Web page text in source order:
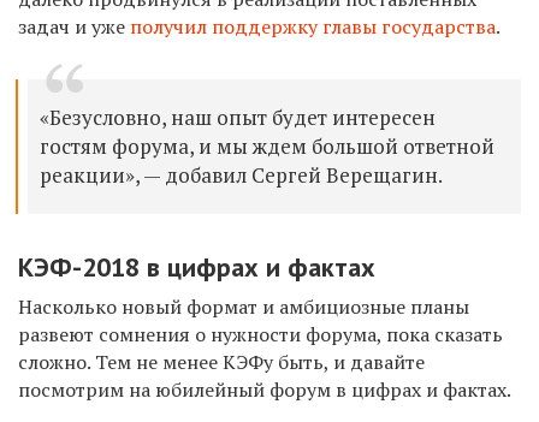
задач и уже получил поддержку главы государства.
«Безусловно, наш опыт будет интересен
гостям форума, и мы ждем большой ответной
реакции», — добавил Сергей Верещагин.
КЭФ-2018 в цифрах и фактах
Насколько новый формат и амбициозные планы
развеют сомнения о нужности форума, пока сказать
сложно. Тем не менее КЭФу быть, и давайте
посмотрим на юбилейный форум в цифрах и фактах.